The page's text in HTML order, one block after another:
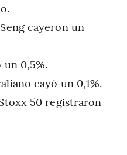
cayeron un
un 0,5%.
cayó un 0,1%.
50 registraron